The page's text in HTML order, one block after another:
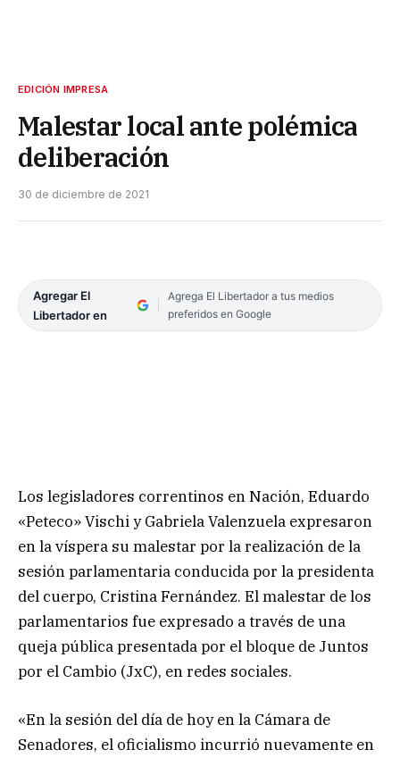
EDICIÓN IMPRESA
Malestar local ante polémica
deliberación
30 de diciembre de 2021
Agregar El
Libertador en
Agrega El Libertador a tus medios
preferidos en Google
Los legisladores correntinos en Nación, Eduardo
«Peteco» Vischi y Gabriela Valenzuela expresaron
en la víspera su malestar por la realización de la
sesión parlamentaria conducida por la presidenta
del cuerpo, Cristina Fernández. El malestar de los
parlamentarios fue expresado a través de una
queja pública presentada por el bloque de Juntos
por el Cambio (JxC), en redes sociales.
«En la sesión del día de hoy en la Cámara de
Senadores, el oficialismo incurrió nuevamente en